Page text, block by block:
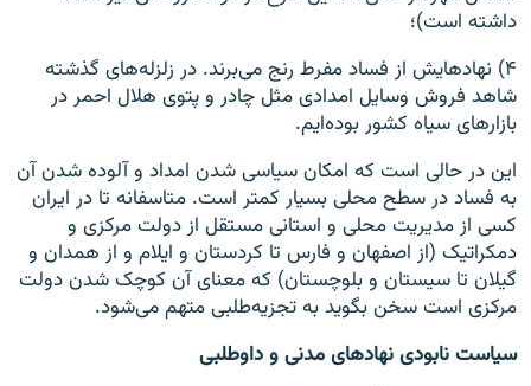
داشته است)؛
۴) نهادهایش از فساد مفرط رنج می‌برند. در زلزله‌های گذشته
شاهد فروش وسایل امدادی مثل چادر و پتوی هلال احمر در
بازارهای سیاه کشور بوده‌ایم.
این در حالی است که امکان سیاسی شدن امداد و آلوده شدن آن
به فساد در سطح محلی بسیار کمتر است. متاسفانه تا در ایران
کسی از مدیریت محلی و استانی مستقل از دولت مرکزی و
دمکراتیک (از اصفهان و فارس تا کردستان و ایلام و از همدان و
گیلان تا سیستان و بلوچستان) که معنای آن کوچک شدن دولت
مرکزی است سخن بگوید به تجزیه‌طلبی متهم می‌شود.
سیاست نابودی نهادهای مدنی و داوطلبی